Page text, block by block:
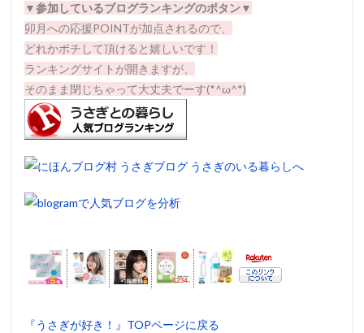
▼参加しているブログランキングのボタン▼
卯月への応援POINTが加点されるので、
どれかポチして頂けると嬉しいです！
ランキングサイトが開きますが、
そのまま閉じちゃって大丈夫でーす(*^ω^*)
『うさぎが好き！』TOPページに戻る